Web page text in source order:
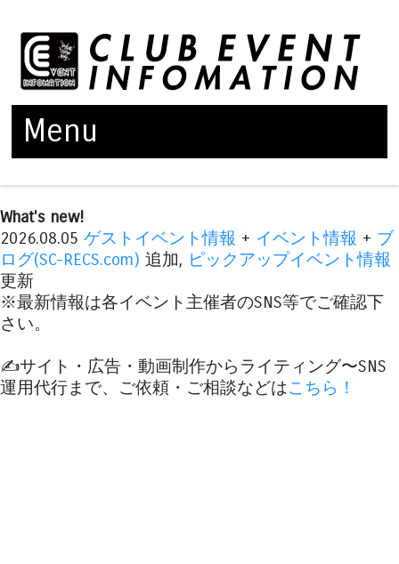
Menu
What's new!
2026.08.05 ゲストイベント情報 + イベント情報 + ブ
ログ(SC-RECS.com) 追加, ピックアップイベント情報
更新
※最新情報は各イベント主催者のSNS等でご確認下
さい。
✍️サイト・広告・動画制作からライティング〜SNS
運用代行まで、ご依頼・ご相談などはこちら！